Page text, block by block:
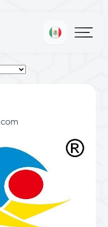
FSC y Sedex,
Norteamérica,
20 millones
calidad, precios